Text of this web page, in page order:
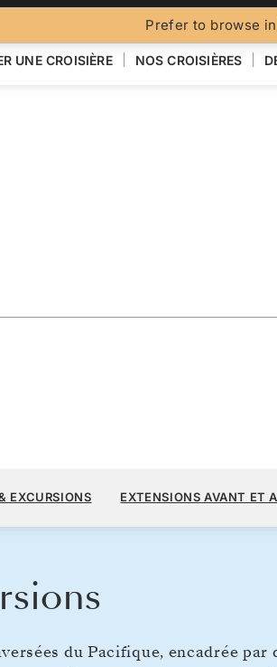
Prefer to browse
UNE CROISIÈRE NOS CROISIÈRES
16
EXCURSIONS EXTENSIONS AVANT ET
du Pacifique, encadrée par